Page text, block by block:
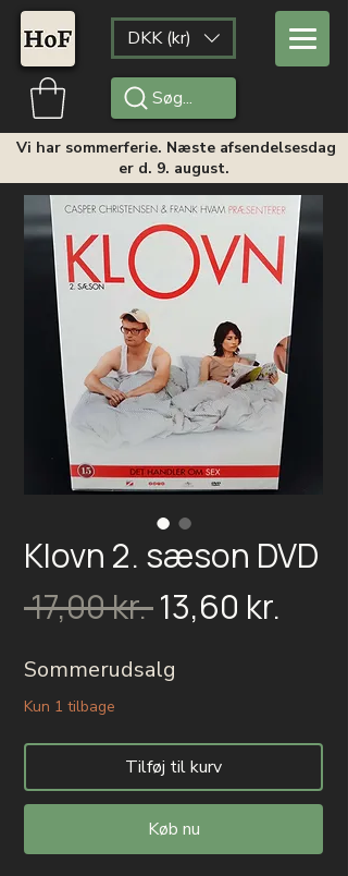
DKK (kr)
Søg...
Vi har sommerferie. Næste afsendelsesdag
er d. 9. august.
Klovn 2. sæson DVD
17,00 kr. Regulær
13,60 kr.
Sommerudsalg
Kun 1 tilbage
Tilføj til kurv
Køb nu